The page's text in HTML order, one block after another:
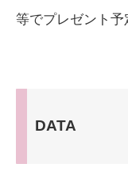
等でプレゼント予
DATA